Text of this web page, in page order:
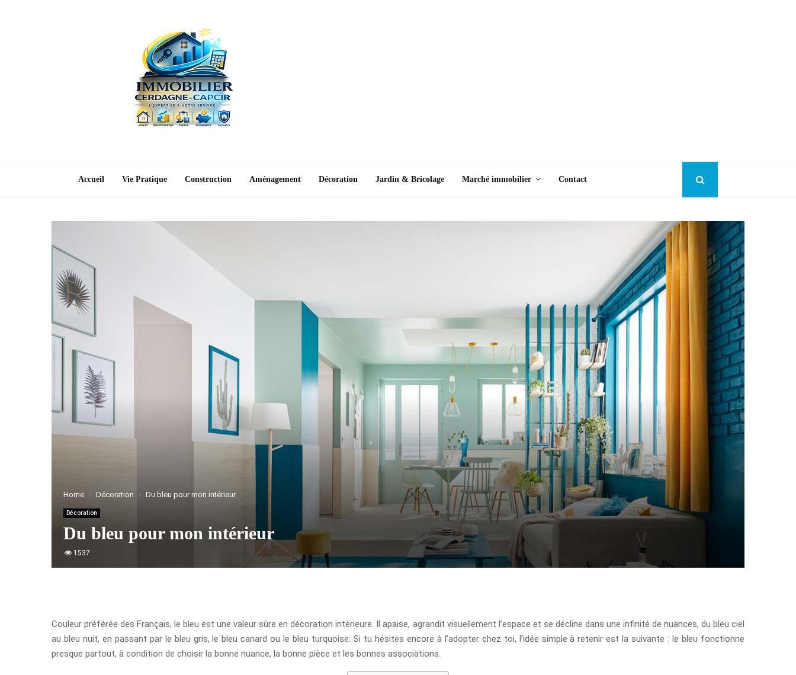
Accueil Vie Pratique Construction Aménagement Décoration Jardin & Bricolage Marché immobilier Contact
Home Décoration Du bleu pour mon intérieur
Décoration
Du bleu pour mon intérieur
1537
Couleur préférée des Français, le bleu est une valeur sûre en décoration intérieure. Il apaise, agrandit visuellement l’espace et se décline dans une infinité de nuances, du bleu ciel
au bleu nuit, en passant par le bleu gris, le bleu canard ou le bleu turquoise. Si tu hésites encore à l’adopter chez toi, l’idée simple à retenir est la suivante : le bleu fonctionne
presque partout, à condition de choisir la bonne nuance, la bonne pièce et les bonnes associations.